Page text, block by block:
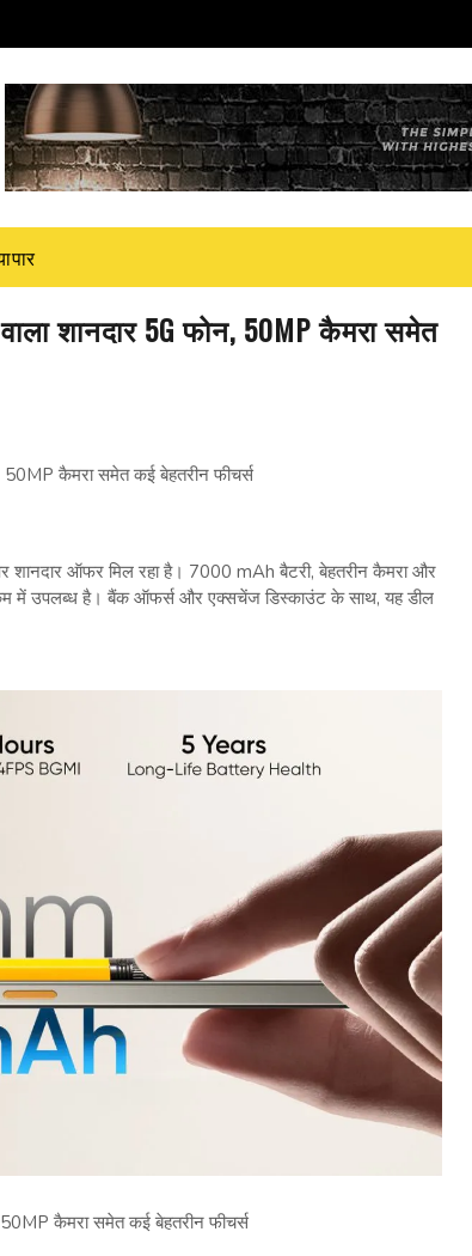
शानदार 5G फोन, 50MP कैमरा समेत
कैमरा समेत कई बेहतरीन फीचर्स
शानदार ऑफर मिल रहा है। 7000 mAh बैटरी, बेहतरीन कैमरा और
में उपलब्ध है। बैंक ऑफर्स और एक्सचेंज डिस्काउंट के साथ, यह डील
कैमरा समेत कई बेहतरीन फीचर्स